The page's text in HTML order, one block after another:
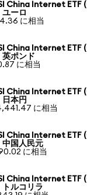
China Internet ETF
ーロ
に相当
China Internet ETF
ポンド
に相当
China Internet ETF
本円
に相当
China Internet ETF
国人民元
に相当
China Internet ETF
ルコリラ